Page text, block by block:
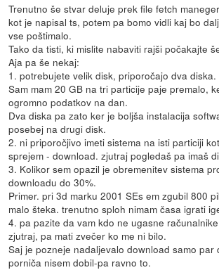
Trenutno še stvar deluje prek file fetch
kot je napisal ts, potem pa bomo vidli kaj bo
vse poštimalo.
Tako da tisti, ki mislite nabaviti rajši počakajte
Aja pa še nekaj:
1. potrebujete velik disk, priporočajo dva diska.
Sam mam 20 GB na tri particije paje premalo,
ogromno podatkov na dan.
Dva diska pa zato ker je boljša instalacija
posebej na drugi disk.
2. ni priporočjivo imeti sistema na isti particiji
sprejem - download. zjutraj pogledaš pa imaš
3. Kolikor sem opazil je obremenitev sistema
downloadu do 30%.
Primer. pri 3d marku 2001 SEs em zgubil 800
malo šteka. trenutno sploh nimam časa igrati
4. pa pazite da vam kdo ne ugasne
zjutraj, pa mati zvečer ko me ni bilo.
Saj je pozneje nadaljevalo download samo par
porniča nisem dobil-pa ravno to.